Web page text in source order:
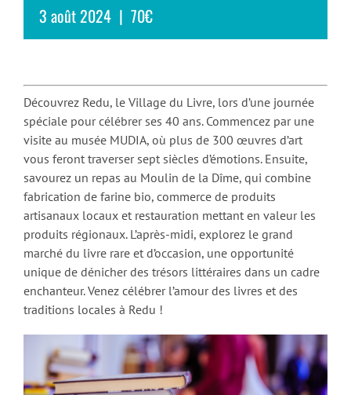
3 août 2024 | 70€
Découvrez Redu, le Village du Livre, lors d’une journée
spéciale pour célébrer ses 40 ans. Commencez par une
visite au musée MUDIA, où plus de 300 œuvres d’art
vous feront traverser sept siècles d’émotions. Ensuite,
savourez un repas au Moulin de la Dîme, qui combine
fabrication de farine bio, commerce de produits
artisanaux locaux et restauration mettant en valeur les
produits régionaux. L’après-midi, explorez le grand
marché du livre rare et d’occasion, une opportunité
unique de dénicher des trésors littéraires dans un cadre
enchanteur. Venez célébrer l’amour des livres et des
traditions locales à Redu !